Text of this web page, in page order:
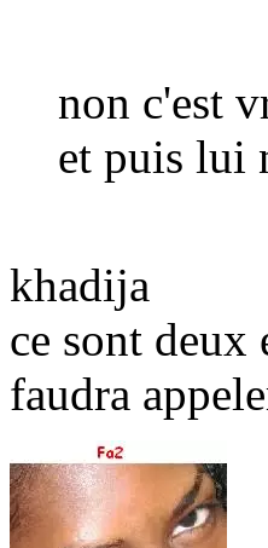
non c'est
et puis lui
khadija
ce sont deux
faudra